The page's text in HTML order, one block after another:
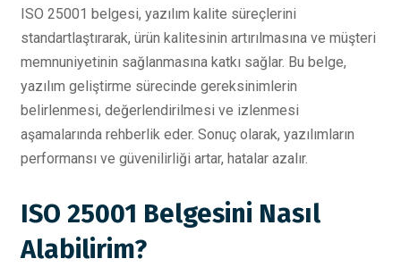
ISO 25001 belgesi, yazılım kalite süreçlerini
standartlaştırarak, ürün kalitesinin artırılmasına ve müşteri
memnuniyetinin sağlanmasına katkı sağlar. Bu belge,
yazılım geliştirme sürecinde gereksinimlerin
belirlenmesi, değerlendirilmesi ve izlenmesi
aşamalarında rehberlik eder. Sonuç olarak, yazılımların
performansı ve güvenilirliği artar, hatalar azalır.
ISO 25001 Belgesini Nasıl
Alabilirim?